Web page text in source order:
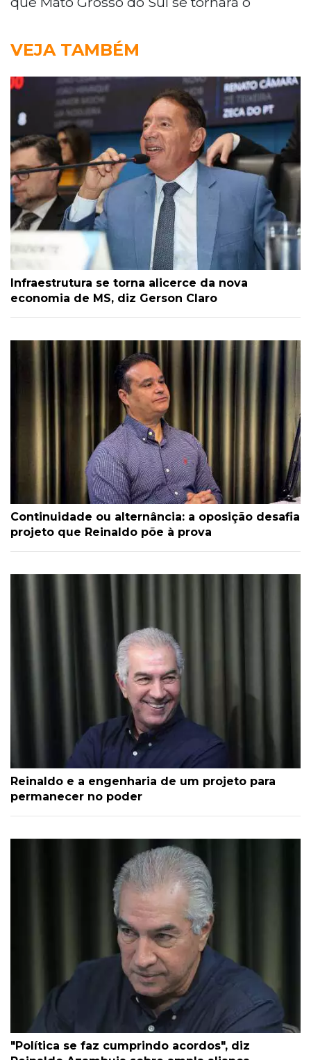
VEJA TAMBÉM
Infraestrutura se torna alicerce da nova
economia de MS, diz Gerson Claro
Continuidade ou alternância: a oposição desafia
projeto que Reinaldo põe à prova
Reinaldo e a engenharia de um projeto para
permanecer no poder
"Política se faz cumprindo acordos", diz